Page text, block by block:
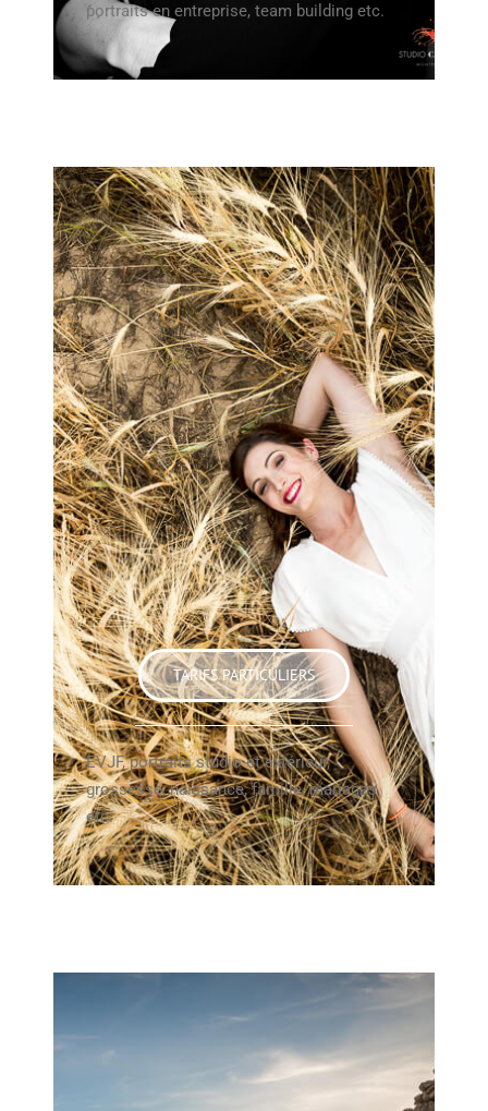
portraits en entreprise, team building etc.
TARIFS PARTICULIERS
EVJF, portraits studio et extérieur,
grossesse, naissance, famille, mariages
etc.